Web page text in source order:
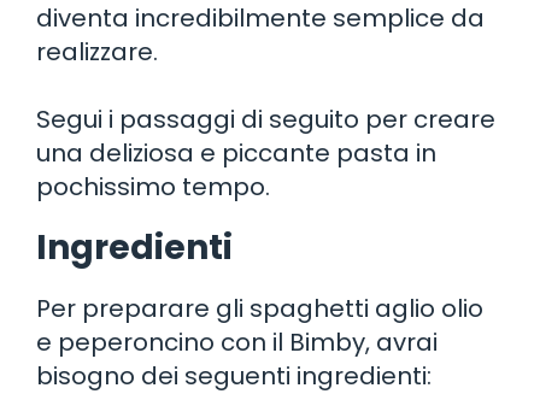
diventa incredibilmente semplice da
realizzare.
Segui i passaggi di seguito per creare
una deliziosa e piccante pasta in
pochissimo tempo.
Ingredienti
Per preparare gli spaghetti aglio olio
e peperoncino con il Bimby, avrai
bisogno dei seguenti ingredienti: